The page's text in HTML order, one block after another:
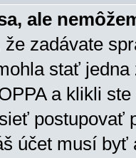
ale
zadávate
stať
a klikli
postupovať
účet musí